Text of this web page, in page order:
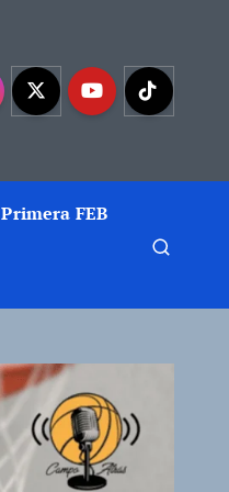
Primera FEB